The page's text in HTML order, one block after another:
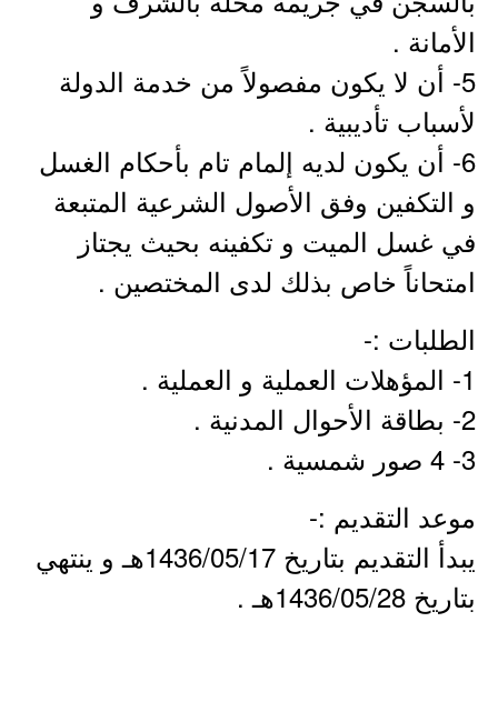
الأمانة .
5- أن لا يكون مفصولاً من خدمة الدولة
لأسباب تأديبية .
6- أن يكون لديه إلمام تام بأحكام الغسل
و التكفين وفق الأصول الشرعية المتبعة
في غسل الميت و تكفينه بحيث يجتاز
امتحاناً خاص بذلك لدى المختصين .
الطلبات :-
1- المؤهلات العملية و العملية .
2- بطاقة الأحوال المدنية .
3- 4 صور شمسية .
موعد التقديم :-
يبدأ التقديم بتاريخ 1436/05/17هـ و ينتهي
بتاريخ 1436/05/28هـ .